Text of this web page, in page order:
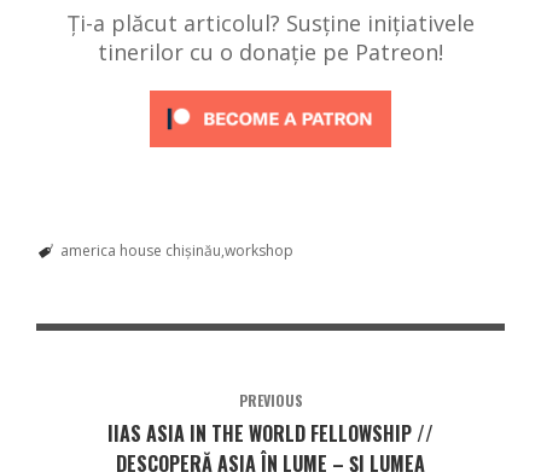
Ți-a plăcut articolul? Susține inițiativele
tinerilor cu o donație pe Patreon!
america house chişinău workshop
PREVIOUS
IIAS ASIA IN THE WORLD FELLOWSHIP //
DESCOPERĂ ASIA ÎN LUME – ȘI LUMEA